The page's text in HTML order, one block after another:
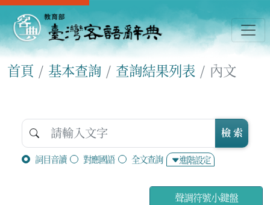
首頁 基本查詢 查詢結果列表 內文
詞目音讀 對應國語 全文查詢 進階設定
檢 索
聲調符號小鍵盤